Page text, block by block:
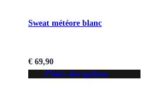
Sweat météore blanc
€ 69,90
Choix des options